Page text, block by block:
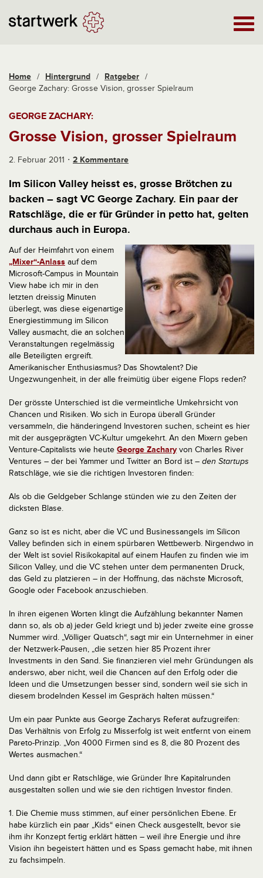
Home / Hintergrund / Ratgeber /
George Zachary: Grosse Vision, grosser Spielraum
GEORGE ZACHARY:
Grosse Vision, grosser Spielraum
2. Februar 2011 2 Kommentare
Im Silicon Valley heisst es, grosse Brötchen zu
backen – sagt VC George Zachary. Ein paar der
Ratschläge, die er für Gründer in petto hat, gelten
durchaus auch in Europa.
Auf der Heimfahrt von einem
„Mixer“-Anlass auf dem
Microsoft-Campus in Mountain
View habe ich mir in den
letzten dreissig Minuten
überlegt, was diese eigenartige
Energiestimmung im Silicon
Valley ausmacht, die an solchen
Veranstaltungen regelmässig
alle Beteiligten ergreift.
Amerikanischer Enthusiasmus? Das Showtalent? Die
Ungezwungenheit, in der alle freimütig über eigene Flops reden?
Der grösste Unterschied ist die vermeintliche Umkehrsicht von
Chancen und Risiken. Wo sich in Europa überall Gründer
versammeln, die händeringend Investoren suchen, scheint es hier
mit der ausgeprägten VC-Kultur umgekehrt. An den Mixern geben
Venture-Capitalists wie heute George Zachary von Charles River
Ventures – der bei Yammer und Twitter an Bord ist – den Startups
Ratschläge, wie sie die richtigen Investoren finden:
Als ob die Geldgeber Schlange stünden wie zu den Zeiten der
dicksten Blase.
Ganz so ist es nicht, aber die VC und Businessangels im Silicon
Valley befinden sich in einem spürbaren Wettbewerb. Nirgendwo in
der Welt ist soviel Risikokapital auf einem Haufen zu finden wie im
Silicon Valley, und die VC stehen unter dem permanenten Druck,
das Geld zu platzieren – in der Hoffnung, das nächste Microsoft,
Google oder Facebook anzuschieben.
In ihren eigenen Worten klingt die Aufzählung bekannter Namen
dann so, als ob a) jeder Geld kriegt und b) jeder zweite eine grosse
Nummer wird. „Völliger Quatsch“, sagt mir ein Unternehmer in einer
der Netzwerk-Pausen, „die setzen hier 85 Prozent ihrer
Investments in den Sand. Sie finanzieren viel mehr Gründungen als
anderswo, aber nicht, weil die Chancen auf den Erfolg oder die
Ideen und die Umsetzungen besser sind, sondern weil sie sich in
diesem brodelnden Kessel im Gespräch halten müssen.“
Um ein paar Punkte aus George Zacharys Referat aufzugreifen:
Das Verhältnis von Erfolg zu Misserfolg ist weit entfernt von einem
Pareto-Prinzip. „Von 4000 Firmen sind es 8, die 80 Prozent des
Wertes ausmachen.“
Und dann gibt er Ratschläge, wie Gründer Ihre Kapitalrunden
ausgestalten sollen und wie sie den richtigen Investor finden.
1. Die Chemie muss stimmen, auf einer persönlichen Ebene. Er
habe kürzlich ein paar „Kids“ einen Check ausgestellt, bevor sie
ihm ihr Konzept fertig erklärt hätten – weil ihre Energie und ihre
Vision ihn begeistert hätten und es Spass gemacht habe, mit ihnen
zu fachsimpeln.